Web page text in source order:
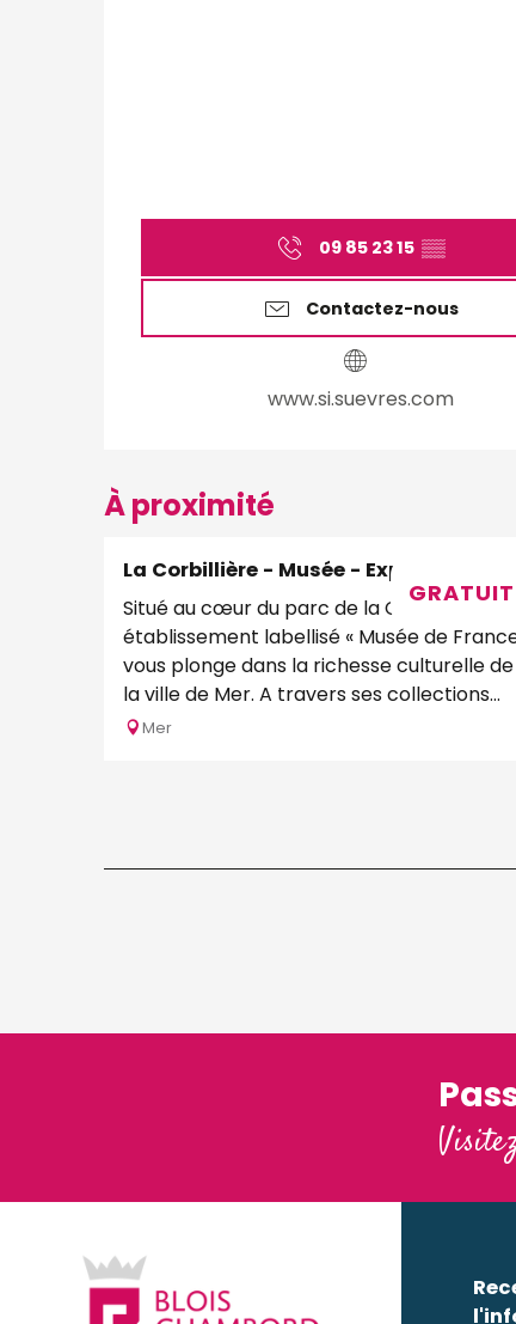
09 85 23 15 ▒▒
Contactez-nous
www.si.suevres.com
À proximité
GRATUIT
La Corbillière - Musée - Expositions
Situé au cœur du parc de la Corbillière, cet
établissement labellisé « Musée de
vous plonge dans la richesse culturelle de
la ville de Mer. A travers ses collections...
Mer